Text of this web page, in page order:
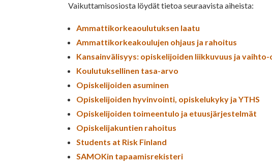
Vaikuttamisosiosta löydät tietoa seuraavista aiheista:
Ammattikorkeaoulutuksen laatu
Ammattikorkeakoulujen ohjaus ja rahoitus
Kansainvälisyys: opiskelijoiden liikkuvuus ja
Koulutuksellinen tasa-arvo
Opiskelijoiden asuminen
Opiskelijoiden hyvinvointi, opiskelukyky ja YTHS
Opiskelijoiden toimeentulo ja etuusjärjestelmät
Opiskelijakuntien rahoitus
Students at Risk Finland
SAMOKin tapaamisrekisteri